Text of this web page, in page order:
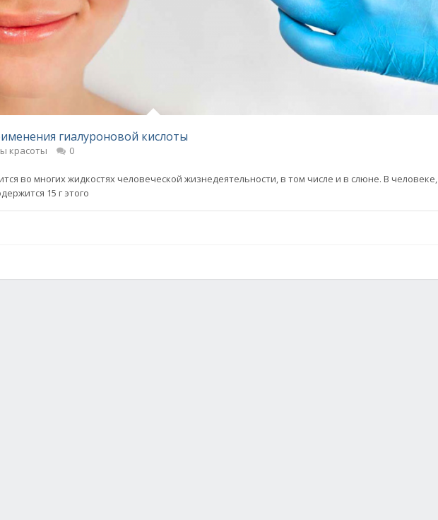
гиалуроновой кислоты
красоты 0
во многих жидкостях человеческой жизнедеятельности, в том числе и в слюне. В человеке,
15 г этого